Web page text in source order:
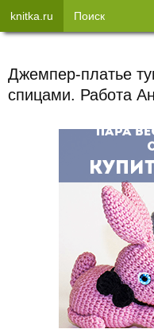
Джемпер-платье
спицами. Работа
knitka.ru Поиск